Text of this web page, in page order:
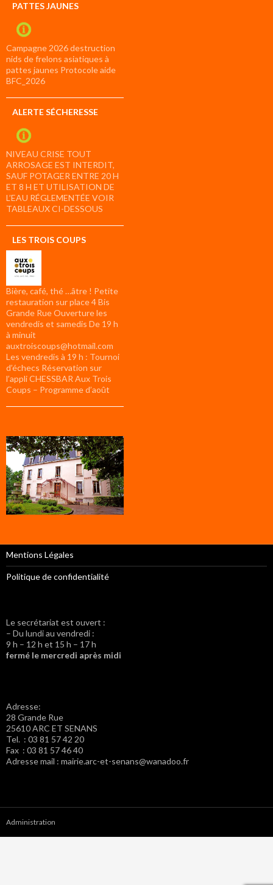
PATTES JAUNES
Campagne 2026 destruction
nids de frelons asiatiques à
pattes jaunes Protocole aide
BFC_2026
ALERTE SÉCHERESSE
NIVEAU CRISE TOUT
ARROSAGE EST INTERDIT,
SAUF POTAGER ENTRE 20 H
ET 8 H ET UTILISATION DE
L’EAU RÉGLEMENTÉE VOIR
TABLEAUX CI-DESSOUS
LES TROIS COUPS
Bière, café, thé …âtre ! Petite
restauration sur place 4 Bis
Grande Rue Ouverture les
vendredis et samedis De 19 h
à minuit
auxtroiscoups@hotmail.com
Les vendredis à 19 h : Tournoi
d’échecs Réservation sur
l’appli CHESSBAR Aux Trois
Coups – Programme d’août
Mentions Légales
Politique de confidentialité
Le secrétariat est ouvert :
– Du lundi au vendredi :
9 h – 12 h et 15 h – 17 h
fermé le mercredi après midi
Adresse:
28 Grande Rue
25610 ARC ET SENANS
Tel. : 03 81 57 42 20
Fax : 03 81 57 46 40
Adresse mail : mairie.arc-et-senans@wanadoo.fr
Administration